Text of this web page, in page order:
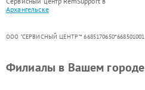
Архангельске
ООО "СЕРВИСНЫЙ ЦЕНТР"* 6685170650*668501001
Филиалы в Вашем городе